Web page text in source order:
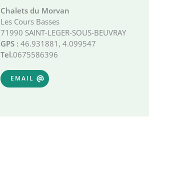
Chalets du Morvan
Les Cours Basses
71990 SAINT-LEGER-SOUS-BEUVRAY
GPS : 46.931881, 4.099547
Tel.0675586396
EMAIL